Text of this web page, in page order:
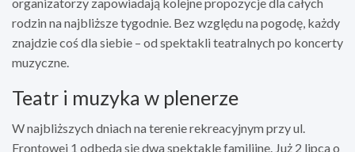
rodzin na najbliższe tygodnie. Bez względu na pogodę, każdy
znajdzie coś dla siebie – od spektakli teatralnych po koncerty
muzyczne.
Teatr i muzyka w plenerze
W najbliższych dniach na terenie rekreacyjnym przy ul.
Frontowej 1 odbędą się dwa spektakle familijne. Już 2 lipca o